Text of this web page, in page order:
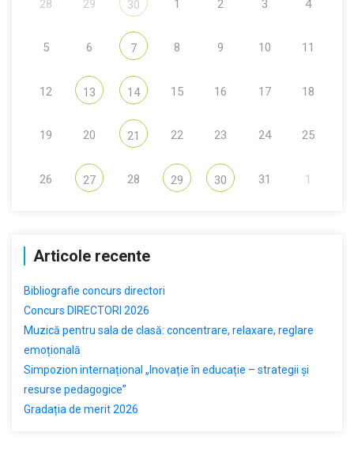
28 29 30 1 2 3 4
5 6 7 8 9 10 11
12 13 14 15 16 17 18
19 20 21 22 23 24 25
26 27 28 29 30 31 1
Articole recente
Bibliografie concurs directori
Concurs DIRECTORI 2026
Muzică pentru sala de clasă: concentrare, relaxare, reglare
emoțională
Simpozion internațional „Inovație în educație – strategii și
resurse pedagogice”
Gradația de merit 2026